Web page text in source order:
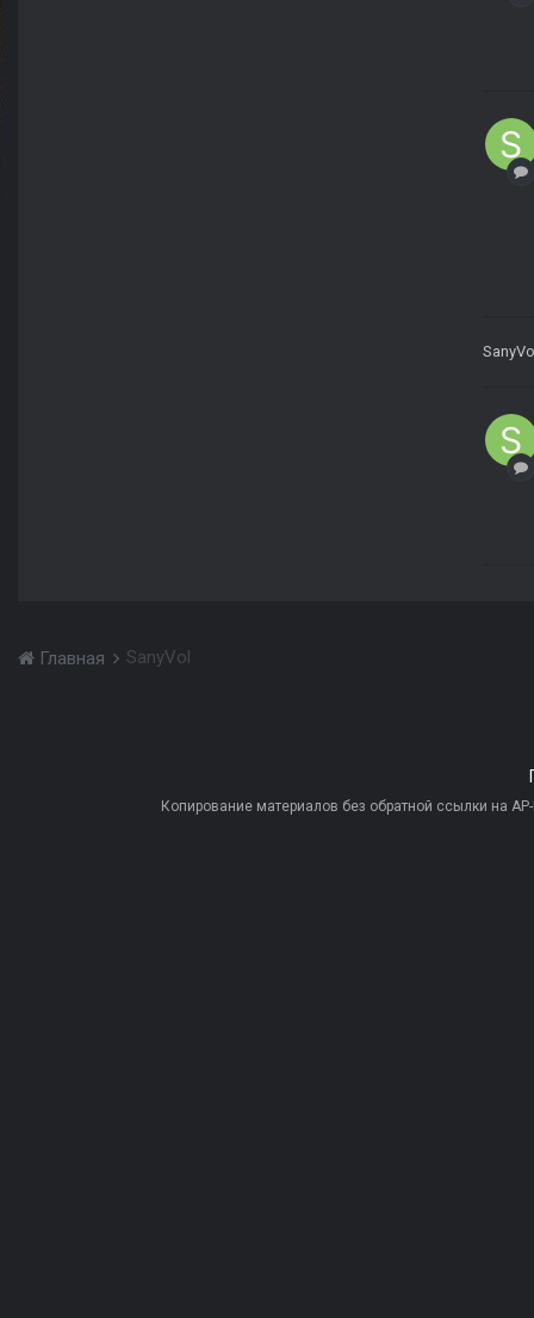
Главная SanyVol
Копирование материалов без обратной ссылки на